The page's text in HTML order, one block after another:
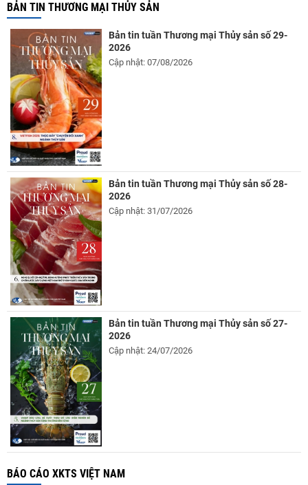
BẢN TIN THƯƠNG MẠI THỦY SẢN
Bản tin tuần Thương mại Thủy sản số 29-
2026
Cập nhật: 07/08/2026
Bản tin tuần Thương mại Thủy sản số 28-
2026
Cập nhật: 31/07/2026
Bản tin tuần Thương mại Thủy sản số 27-
2026
Cập nhật: 24/07/2026
BÁO CÁO XKTS VIỆT NAM